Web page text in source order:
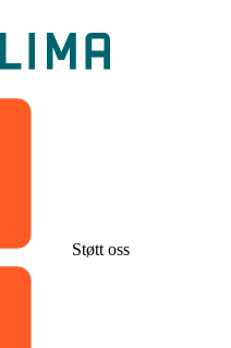
Støtt oss